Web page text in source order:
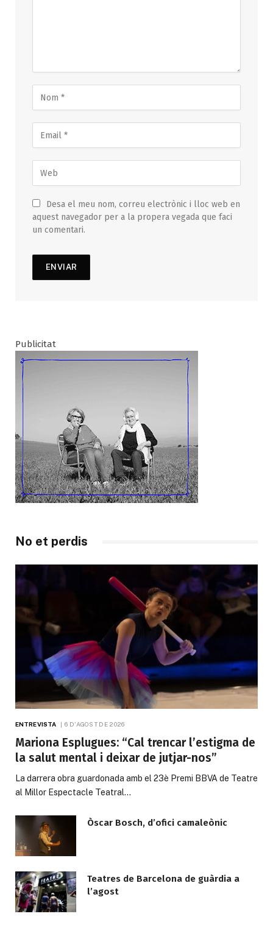
Desa el meu nom, correu electrònic i lloc web en
aquest navegador per a la propera vegada que faci
un comentari.
Publicitat
No et perdis
ENTREVISTA 6 D'AGOST DE 2026
Mariona Esplugues: “Cal trencar l’estigma de
la salut mental i deixar de jutjar-nos”
La darrera obra guardonada amb el 23è Premi BBVA de Teatre
al Millor Espectacle Teatral…
Òscar Bosch, d’ofici camaleònic
Teatres de Barcelona de guàrdia a
l’agost